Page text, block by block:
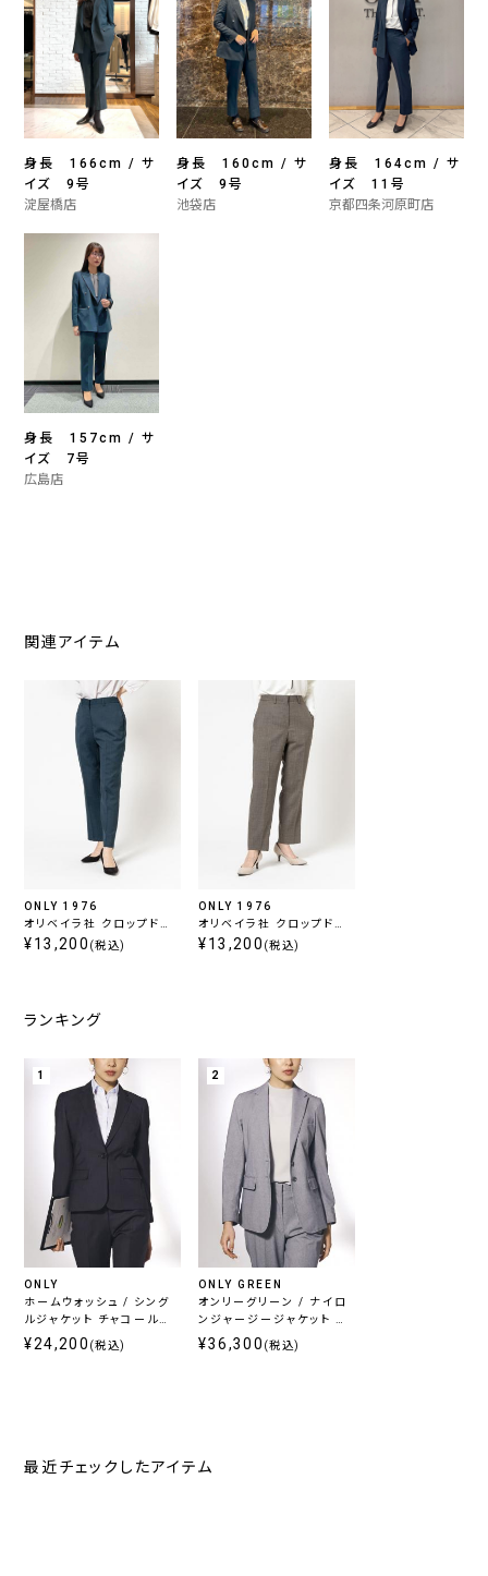
身長 166cm / サ
イズ 9号
淀屋橋店
身長 160cm / サ
イズ 9号
池袋店
身長 164cm / サ
イズ 11号
京都四条河原町店
身長 157cm / サ
イズ 7号
広島店
関連アイテム
ONLY 1976
オリベイラ社 クロップドパ
ンツ ブルー
¥13,200 (税込)
ONLY 1976
オリベイラ社 クロップドパ
ンツ ベージュ
¥13,200 (税込)
ランキング
1
ONLY
ホームウォッシュ / シング
ルジャケット チャコール無
地
¥24,200 (税込)
2
ONLY GREEN
オンリーグリーン / ナイロ
ンジャージージャケット グ
レーヘリンボーン
¥36,300 (税込)
最近チェックしたアイテム